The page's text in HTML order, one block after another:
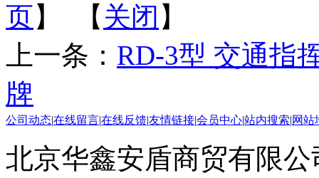
页】 【 关闭 】
上一条： RD-3型 交通指
牌
公司动态|在线留言|在线反馈|友情链接|会员中心|站内搜索|网站
北京华鑫安盾商贸有限